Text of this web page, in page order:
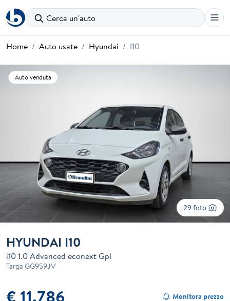
Cerca un'auto
Home Auto usate Hyundai I10
Auto venduta
29 foto
HYUNDAI I10
i10 1.0 Advanced econext Gpl
Targa GG959JV
€ 11.786 Monitora prezzo